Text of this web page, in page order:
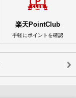
楽天PointClub
手軽にポイントを確認